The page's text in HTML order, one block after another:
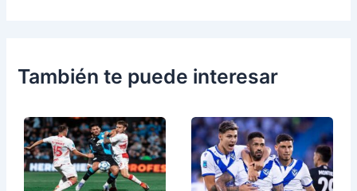
También te puede interesar